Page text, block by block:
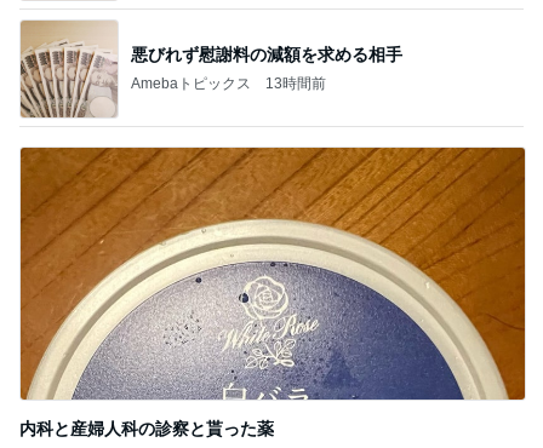
悪びれず慰謝料の減額を求める相手
Amebaトピックス 13時間前
内科と産婦人科の診察と貰った薬